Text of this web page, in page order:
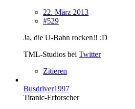
22. März 2013
#529
Ja, die U-Bahn rocken!! ;D
TML-Studios bei Twitter
Zitieren
Busdriver1997
Titanic-Erforscher